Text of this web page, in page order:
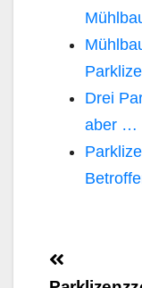
Drei
aber …